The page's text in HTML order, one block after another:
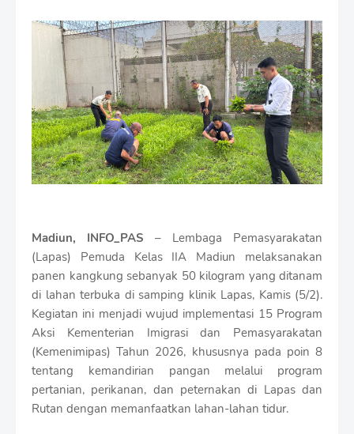
Madiun, INFO_PAS – Lembaga Pemasyarakatan
(Lapas) Pemuda Kelas IIA Madiun melaksanakan
panen kangkung sebanyak 50 kilogram yang ditanam
di lahan terbuka di samping klinik Lapas, Kamis (5/2).
Kegiatan ini menjadi wujud implementasi 15 Program
Aksi Kementerian Imigrasi dan Pemasyarakatan
(Kemenimipas) Tahun 2026, khususnya pada poin 8
tentang kemandirian pangan melalui program
pertanian, perikanan, dan peternakan di Lapas dan
Rutan dengan memanfaatkan lahan-lahan tidur.
R
a
u
s
h
a
s
i
g
n
W
i
t
h
S
h
r
o